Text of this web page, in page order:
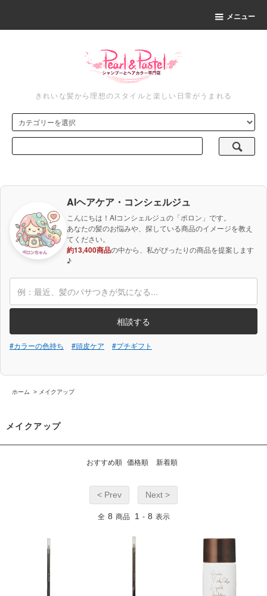
メニュー
きれいな髪から理想のスタイルと楽しい日常がうまれる
AIヘアケア・コンシェルジュ
こんにちは！AIコンシェルジュの「ポロン」です。
あなたの髪のお悩みや、探している商品のイメージを教え
てください。
約13,400商品の中から、私がぴったりの商品を提案します
♪
相談する
#カラーの色持ち #頭皮ケア #プチギフト
ホーム > メイクアップ
メイクアップ
おすすめ順 価格順 新着順
< Prev Next >
全 8 商品 1 - 8 表示